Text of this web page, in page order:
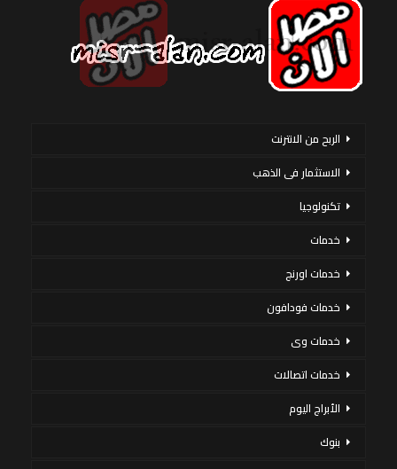
الربح من الانترنت
الاستثمار فى الذهب
تكنولوجيا
خدمات
خدمات اورنج
خدمات فودافون
خدمات وى
خدمات اتصالات
الأبراج اليوم
بنوك